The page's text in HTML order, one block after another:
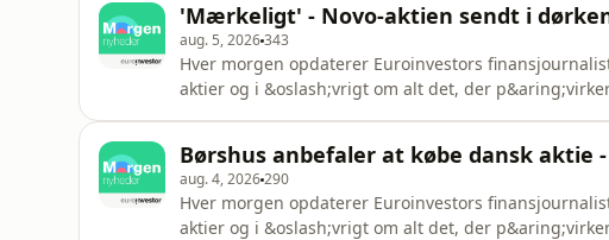
'Mærkeligt' - Novo-aktien sendt i
aug. 5, 2026343
Hver morgen opdaterer Euroinvestors
aktier og i &oslash;vrigt om alt det, der
Børshus anbefaler at købe dansk aktie
aug. 4, 2026290
Hver morgen opdaterer Euroinvestors
aktier og i &oslash;vrigt om alt det, der